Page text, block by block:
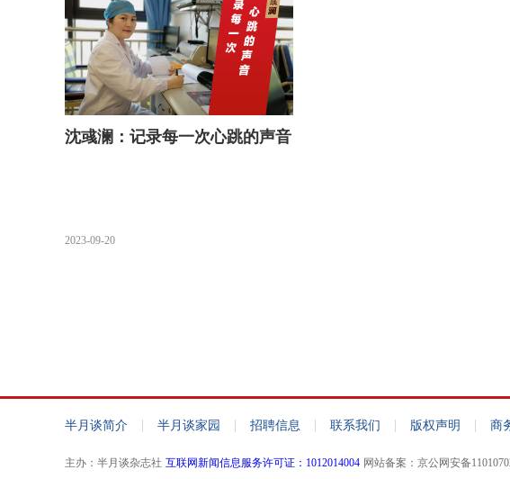
沈彧澜：记录每一次心跳的声音
2023-09-20
半月谈简介 | 半月谈家园 | 招聘信息 | 联系我们 | 版权声明 | 商
主办：半月谈杂志社 互联网新闻信息服务许可证：1012014004 网站备案：京公网安备